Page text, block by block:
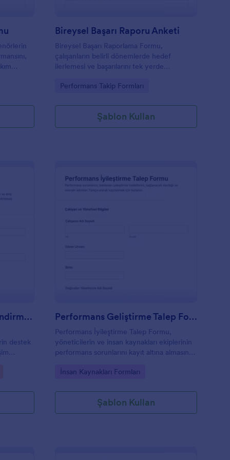
Bireysel Başarı Raporu Anketi
Bireysel Başarı Raporlama Formu,
çalışanların belirli dönemlerde hedef
ilerlemesi ve başarılarını tek yerde
form yanıtı takibini düzenli yürütmesine
Go to Category:
Performans Takip Formları
Şablon Kullan
Destek Personeli Değerlendirme Anketi
destek
Performans Geliştirme Talep Formu
Performans İyileştirme Talep Formu,
yöneticilerin ve insan kaynakları ekiplerinin
performans sorunlarını kayıt altına almasına,
düzenli değerlendirmesine yardımcı olur.
Go to Category:
İnsan Kaynakları Formları
Şablon Kullan